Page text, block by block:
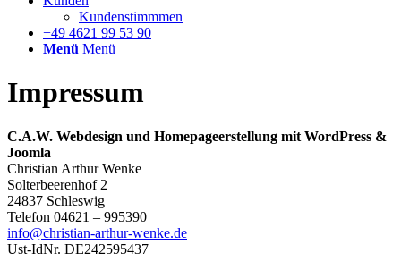
Kundenstimmmen
+49 4621 99 53 90
Menü Menü
Impressum
C.A.W. Webdesign und Homepageerstellung mit WordPress &
Joomla
Christian Arthur Wenke
Solterbeerenhof 2
24837 Schleswig
Telefon 04621 – 995390
info@christian-arthur-wenke.de
Ust-IdNr. DE242595437